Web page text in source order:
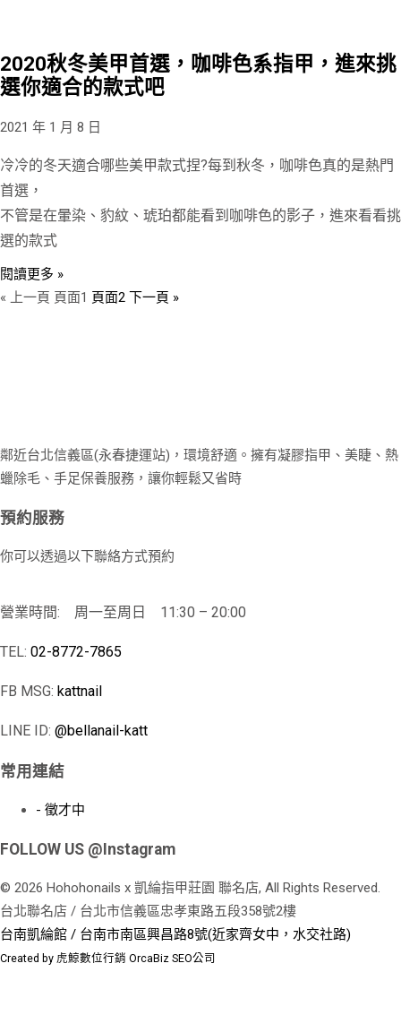
2020秋冬美甲首選，咖啡色系指甲，進來挑
選你適合的款式吧
2021 年 1 月 8 日
冷冷的冬天適合哪些美甲款式捏?每到秋冬，咖啡色真的是熱門
首選，
不管是在暈染、豹紋、琥珀都能看到咖啡色的影子，進來看看挑
選的款式
閱讀更多 »
« 上一頁 頁面1 頁面2 下一頁 »
鄰近台北信義區(永春捷運站)，環境舒適。擁有凝膠指甲、美睫、熱
蠟除毛、手足保養服務，讓你輕鬆又省時
預約服務
你可以透過以下聯絡方式預約
營業時間: 周一至周日 11:30 – 20:00
TEL: 02-8772-7865
FB MSG: kattnail
LINE ID: @bellanail-katt
常用連結
- 徵才中
FOLLOW US @Instagram
© 2026 Hohohonails x 凱綸指甲莊園 聯名店, All Rights Reserved.
台北聯名店 / 台北市信義區忠孝東路五段358號2樓
台南凱綸館 / 台南市南區興昌路8號(近家齊女中，水交社路)
Created by 虎鯨數位行銷 OrcaBiz SEO公司